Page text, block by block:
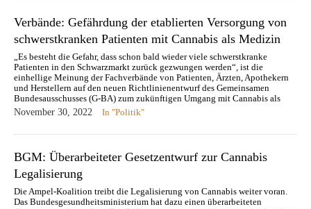
Verbände: Gefährdung der etablierten Versorgung von
schwerstkranken Patienten mit Cannabis als Medizin
„Es besteht die Gefahr, dass schon bald wieder viele schwerstkranke
Patienten in den Schwarzmarkt zurück gezwungen werden“, ist die
einhellige Meinung der Fachverbände von Patienten, Ärzten, Apothekern
und Herstellern auf den neuen Richtlinienentwurf des Gemeinsamen
Bundesausschusses (G-BA) zum zukünftigen Umgang mit Cannabis als
Medizin. Heute wurden die Stellungnahmen verschiedener Verbände
November 30, 2022 In "Politik"
BGM: Überarbeiteter Gesetzentwurf zur Cannabis
Legalisierung
Die Ampel-Koalition treibt die Legalisierung von Cannabis weiter voran.
Das Bundesgesundheitsministerium hat dazu einen überarbeiteten